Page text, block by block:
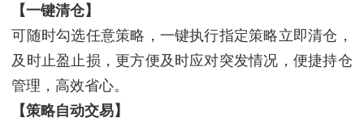
【一键清仓】
可随时勾选任意策略，一键执行指定策略立即清仓，
及时止盈止损，更方便及时应对突发情况，便捷持仓
管理，高效省心。
【策略自动交易】